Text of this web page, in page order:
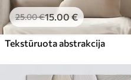
25.00€15.00€
Tekstūruota abstrakcija